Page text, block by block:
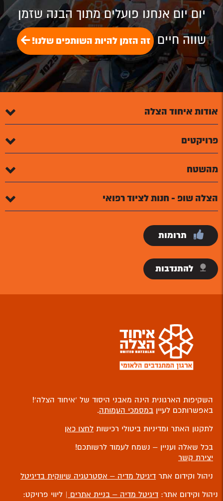
יום יום אנחנו פועלים מתוך הבנה שזמן
שווה חיים זה הזמן להיות השותפים שלנו!
אודות איחוד הצלה
פרויקטים
מהשטח
הצלה שופ - חנות לציוד רפואי
תרומות
להתנדבות
השקיפות הארגונית הינה מאבני היסוד של ‘איחוד הצלה’!
באפשרותכם לעיין במסמכי העמותה.
לתקנון האתר ומדיניות ביטולי רכישות לחצו כאן
בכל שאלה ועניין – נשמח לעמוד לרשותכם!
יצירת קשר
ניהול וקידום אתר דיגיטל מדיה – אסטרטגיה שיווקית בדיגיטל
ניהול וקידום אתר: דיגיטל מדיה – בניית אתרים | ליווי פרויקט: